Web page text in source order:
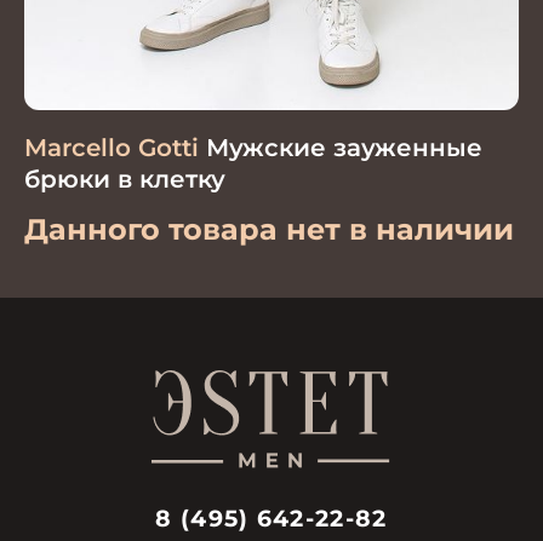
Marcello Gotti Мужские зауженные
брюки в клетку
Данного товара нет в наличии
8 (495) 642-22-82